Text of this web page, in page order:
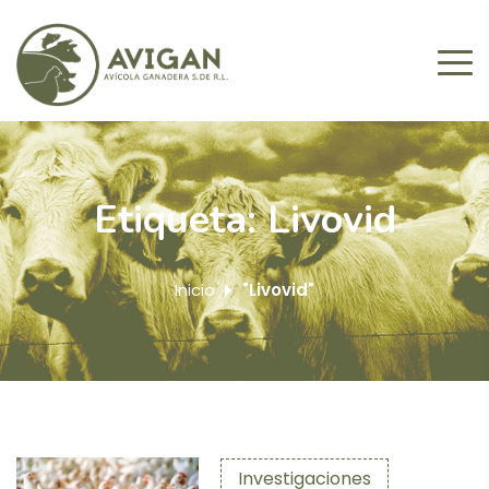
Etiqueta:Livovid
Inicio "Livovid"
Investigaciones